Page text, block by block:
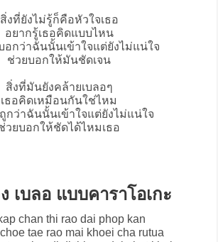
สิ่งที่ยังไม่รู้ก็คือหัวใจเธอ
อยากรู้เธอคิดแบบไหน
อกว่าฉันนั้นเข้าใจแต่ยังไม่แน่ใจ
ช่วยบอกให้มันชัดเจน
สิ่งที่มันยังคล้ายเบลอๆ
เธอคิดเหมือนกันใช่ไหม
กว่าฉันนั้นเข้าใจแต่ยังไม่แน่ใจ
วยบอกให้ชัดได้ไหมเธอ
เบลอ แบบคาราโอเกะ
chan thi rao dai phop kan
tae rao mai khoei cha rutua